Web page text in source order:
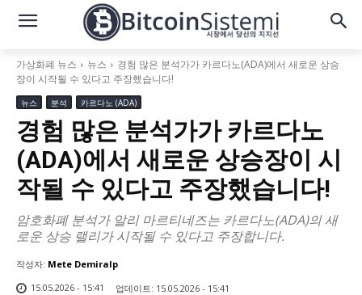
가상화폐 뉴스 뉴스
경험 많은 분석가가 카르다노(ADA)에서 새로운 상승
장이 시작될 수 있다고 주장했습니다!
뉴스 분석 카르다노 (ADA)
경험 많은 분석가가 카르다노
(ADA)에서 새로운 상승장이 시
작될 수 있다고 주장했습니다!
암호화폐 분석가 알리 마르티네즈는 카르다노(ADA)의 새
로운 상승 랠리가 시작될 수 있다고 주장합니다.
작성자: Mete Demiralp
15.05.2026 - 15:41
업데이트: 15.05.2026 - 15:41